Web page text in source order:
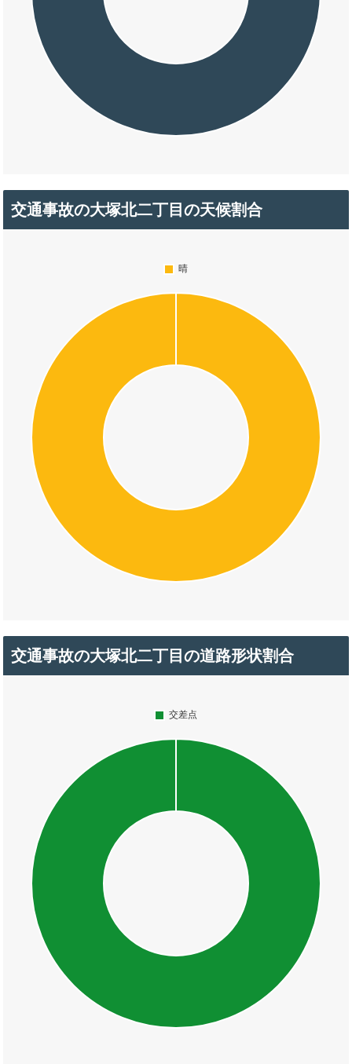
交通事故の大塚北二丁目の天候割合
交通事故の大塚北二丁目の道路形状割合